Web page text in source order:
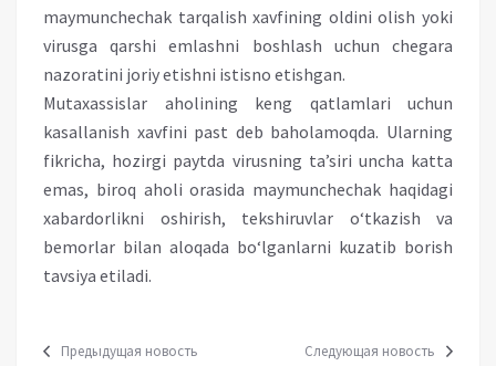
maymunchechak tarqalish xavfining oldini olish yoki
virusga qarshi emlashni boshlash uchun chegara
nazoratini joriy etishni istisno etishgan.
Mutaxassislar aholining keng qatlamlari uchun
kasallanish xavfini past deb baholamoqda. Ularning
fikricha, hozirgi paytda virusning ta’siri uncha katta
emas, biroq aholi orasida maymunchechak haqidagi
xabardorlikni oshirish, tekshiruvlar o‘tkazish va
bemorlar bilan aloqada bo‘lganlarni kuzatib borish
tavsiya etiladi.
Предыдущая новость Следующая новость